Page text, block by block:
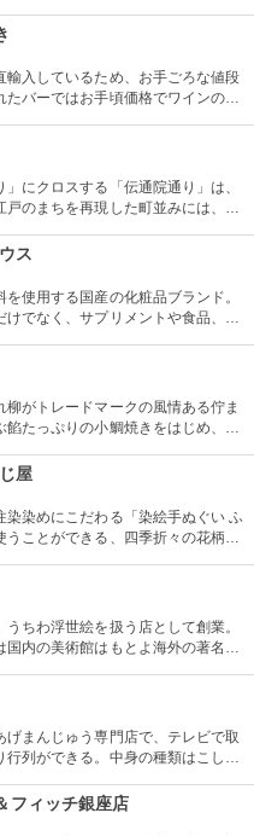
輸入しているため、お手ごろな値段
バーではお手頃価格でワインのテ
にクロスする「伝通院通り」は、
のまちを再現した町並みには、屋
んでいて、買い物や食事も楽しめま
ス
使用する国産の化粧品ブランド。
でなく、サプリメントや食品、雑
がトレードマークの風情ある佇ま
たっぷりの小鯛焼きをはじめ、水
がら店内でも。
屋
染めにこだわる「染絵手ぬぐい ふ
ことができる、四季折々の花柄や
。
ちわ浮世絵を扱う店として創業。
内の美術館はもとよ海外の著名美
げまんじゅう専門店で、テレビで取
行列ができる。中身の種類はこし
フィッチ銀座店